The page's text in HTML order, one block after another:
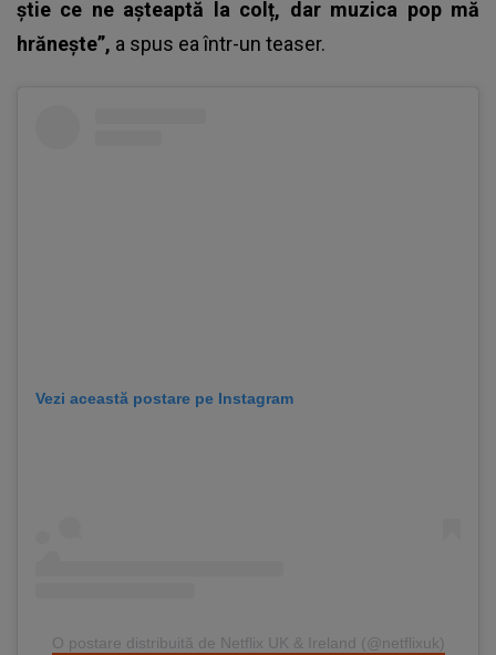
știe ce ne așteaptă la colț, dar muzica pop mă
hrănește”, a spus ea într-un teaser.
Vezi această postare pe Instagram
O postare distribuită de Netflix UK & Ireland (@netflixuk)